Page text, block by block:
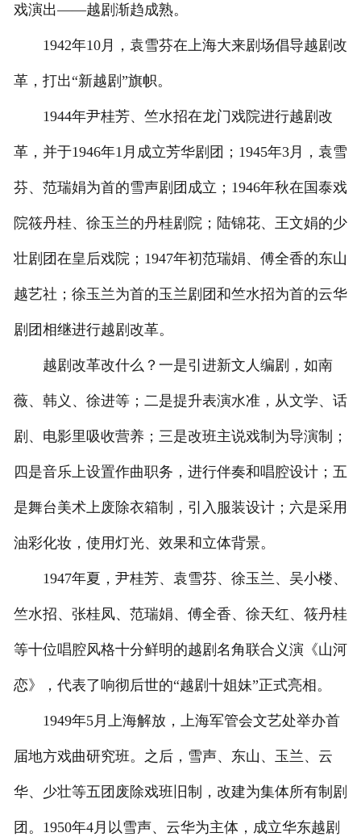
戏演出——越剧渐趋成熟。
1942年10月，袁雪芬在上海大来剧场倡导越剧改
革，打出“新越剧”旗帜。
1944年尹桂芳、竺水招在龙门戏院进行越剧改
革，并于1946年1月成立芳华剧团；1945年3月，袁雪
芬、范瑞娟为首的雪声剧团成立；1946年秋在国泰戏
院筱丹桂、徐玉兰的丹桂剧院；陆锦花、王文娟的少
壮剧团在皇后戏院；1947年初范瑞娟、傅全香的东山
越艺社；徐玉兰为首的玉兰剧团和竺水招为首的云华
剧团相继进行越剧改革。
越剧改革改什么？一是引进新文人编剧，如南
薇、韩义、徐进等；二是提升表演水准，从文学、话
剧、电影里吸收营养；三是改班主说戏制为导演制；
四是音乐上设置作曲职务，进行伴奏和唱腔设计；五
是舞台美术上废除衣箱制，引入服装设计；六是采用
油彩化妆，使用灯光、效果和立体背景。
1947年夏，尹桂芳、袁雪芬、徐玉兰、吴小楼、
竺水招、张桂凤、范瑞娟、傅全香、徐天红、筱丹桂
等十位唱腔风格十分鲜明的越剧名角联合义演《山河
恋》，代表了响彻后世的“越剧十姐妹”正式亮相。
1949年5月上海解放，上海军管会文艺处举办首
届地方戏曲研究班。之后，雪声、东山、玉兰、云
华、少壮等五团废除戏班旧制，改建为集体所有制剧
团。1950年4月以雪声、云华为主体，成立华东越剧